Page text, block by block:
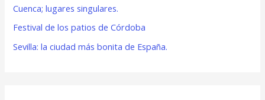
:
Cuenca; lugares singulares.
Festival de los patios de Córdoba
Sevilla: la ciudad más bonita de España.